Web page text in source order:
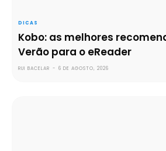
DICAS
Kobo: as melhores
Verão para o eReader
RUI BACELAR - 6 DE AGOSTO, 2026